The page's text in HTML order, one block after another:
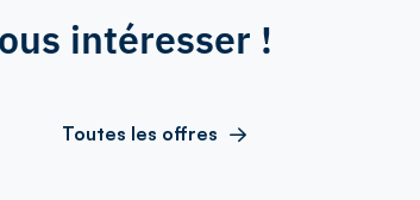
intéresser !
Toutes les offres